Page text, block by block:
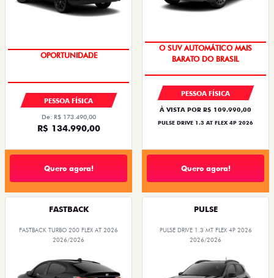
PREÇO IMPERDÍVEL
PESSOA FÍSICA
De: R$ 173.490,00
R$ 134.990,00
Quero agora!
OPORTUNIDADE
PESSOA FÍSICA
À VISTA POR R$ 109.990,00
PULSE DRIVE 1.3 AT FLEX 4P 2026
Quero agora!
FASTBACK
FASTBACK TURBO 200 FLEX AT 2026
2026/2026
PULSE
PULSE DRIVE 1.3 MT FLEX 4P 2026
2026/2026